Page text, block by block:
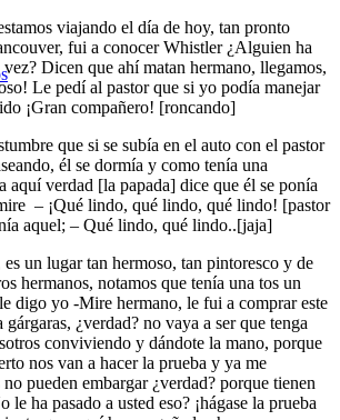
viajando el día de hoy, tan pronto
fui a conocer Whistler ¿Alguien ha
Dicen que ahí matan hermano, llegamos,
Le pedí al pastor que si yo podía manejar
¡Gran compañero! [roncando]
que si se subía en el auto con el pastor
él se dormía y como tenía una
aquí verdad [la papada] dice que él se ponía
– ¡Qué lindo, qué lindo, qué lindo! [pastor
aquel; – Qué lindo, qué lindo..[jaja]
es un lugar tan hermoso, tan pintoresco y de
hermanos, notamos que tenía una tos un
digo yo -Mire hermano, le fui a comprar este
¿verdad? no vaya a ser que tenga
conviviendo y dándote la mano, porque
nos van a hacer la prueba y ya me
pueden embargar ¿verdad? porque tienen
ha pasado a usted eso? ¡hágase la prueba